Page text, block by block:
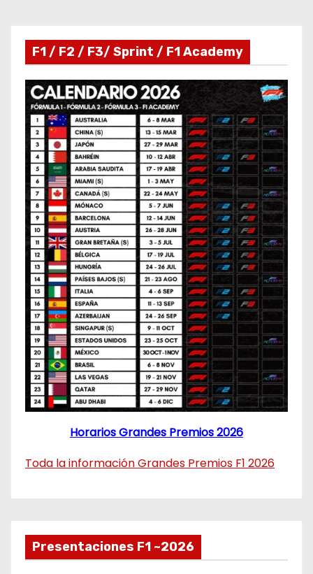
F1 / F2 / F3/ Sprint / F1 Academy
Horarios Grandes Premios 2026
Toda la información Grandes Premios F1 2026
Presentaciones F1 ~2026